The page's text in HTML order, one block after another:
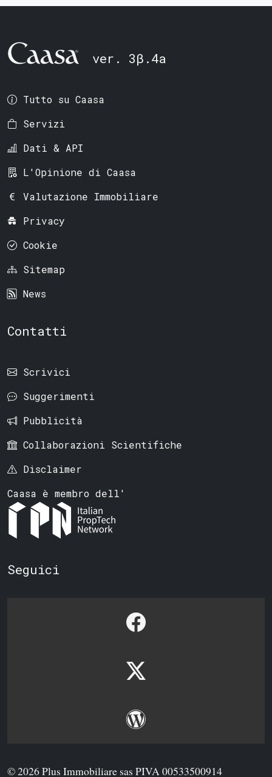
ver. 3β.4a
Tutto su Caasa
Servizi
Dati & API
L'Opinione di Caasa
Valutazione Immobiliare
Privacy
Cookie
Sitemap
News
Contatti
Scrivici
Suggerimenti
Pubblicità
Collaborazioni Scientifiche
Disclaimer
Caasa è membro dell'
Seguici
© 2026 Plus Immobiliare sas PIVA 00533500914